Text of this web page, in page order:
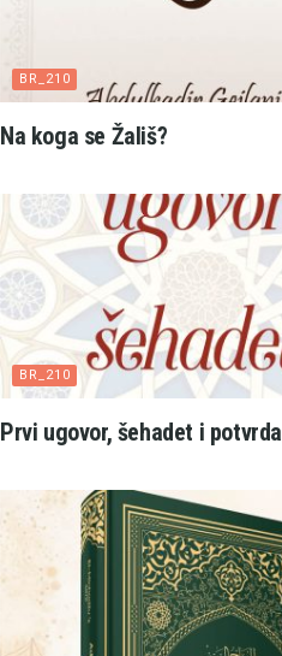
BR_210
Na koga se Žališ?
BR_210
Prvi ugovor, šehadet i potvrda